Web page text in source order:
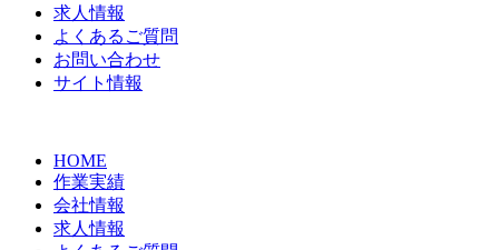
求人情報
よくあるご質問
お問い合わせ
サイト情報
HOME
作業実績
会社情報
求人情報